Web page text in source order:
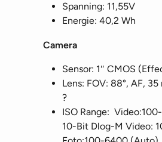
Spanning: 11,55V
Energie: 40,2 Wh
Camera
Sensor: 1″ CMOS
Lens: FOV: 88°, AF,
?
ISO Range:
10-Bit Dlog-M Video: